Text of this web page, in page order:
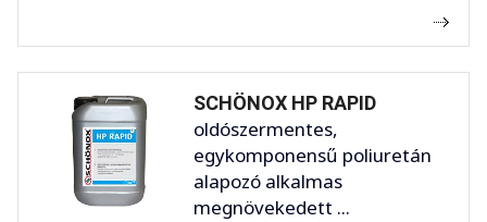
SCHÖNOX HP RAPID
oldószermentes,
egykomponensű poliuretán
alapozó alkalmas
megnövekedett ...